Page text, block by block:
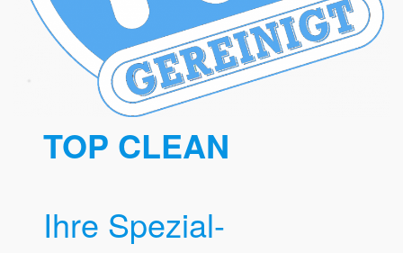
TOP CLEAN
Ihre Spezial-